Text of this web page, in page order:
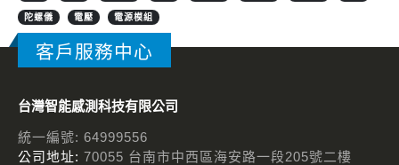
陀螺儀 電壓 電源模組
客戶服務中心
台灣智能感測科技有限公司
統一編號: 64999556
公司地址: 70055 台南市中西區海安路一段205號二樓